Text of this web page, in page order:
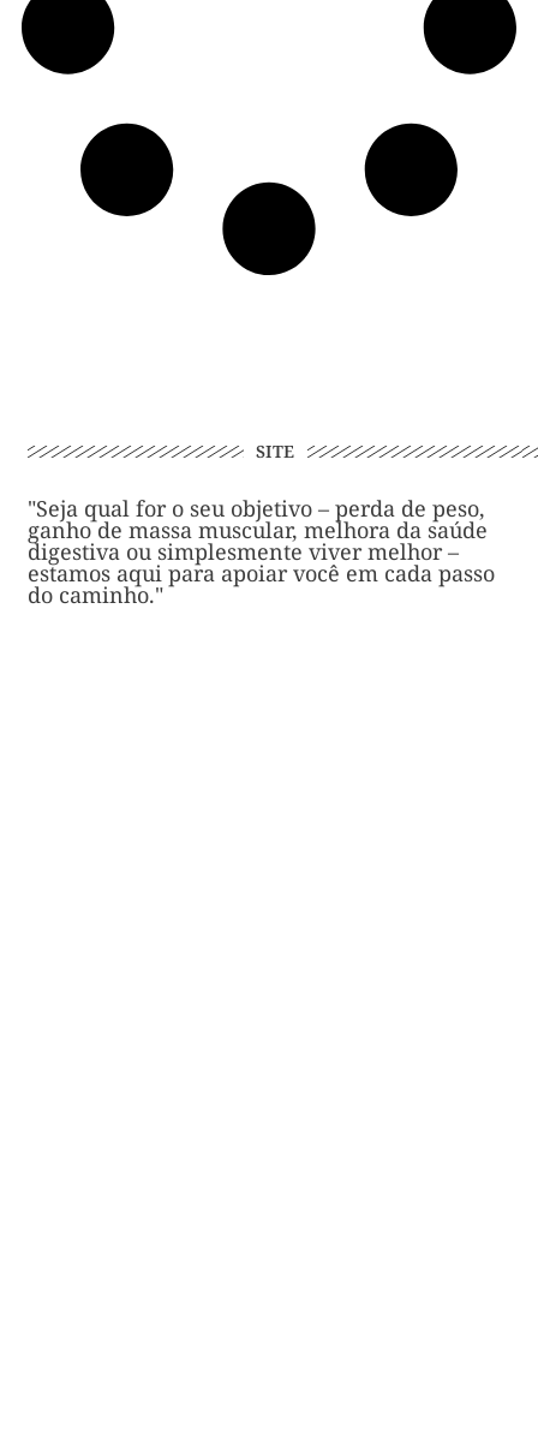
SITE
"Seja qual for o seu objetivo – perda de peso,
ganho de massa muscular, melhora da saúde
digestiva ou simplesmente viver melhor –
estamos aqui para apoiar você em cada passo
do caminho."